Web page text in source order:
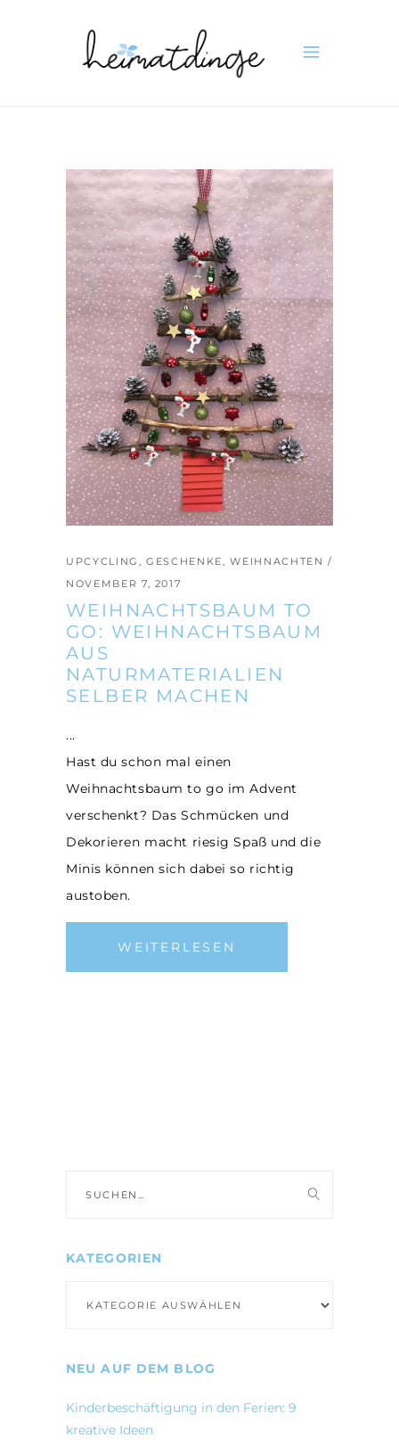
UPCYCLING ,GESCHENKE,WEIHNACHTEN
NOVEMBER 7, 2017
WEIHNACHTSBAUM TO
GO: WEIHNACHTSBAUM
AUS
NATURMATERIALIEN
SELBER MACHEN
Hast du schon mal einen
Weihnachtsbaum to go im Advent
verschenkt? Das Schmücken und
Dekorieren macht riesig Spaß und die
Minis können sich dabei so richtig
austoben.
WEITERLESEN
nach:
KATEGORIEN
NEU AUF DEM BLOG
Kinderbeschäftigung in den Ferien: 9
kreative Ideen